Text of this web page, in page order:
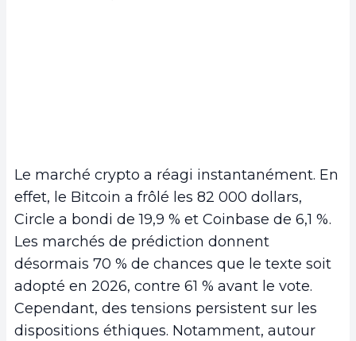
Le marché crypto a réagi instantanément. En
effet, le Bitcoin a frôlé les 82 000 dollars,
Circle a bondi de 19,9 % et Coinbase de 6,1 %.
Les marchés de prédiction donnent
désormais 70 % de chances que le texte soit
adopté en 2026, contre 61 % avant le vote.
Cependant, des tensions persistent sur les
dispositions éthiques. Notamment, autour